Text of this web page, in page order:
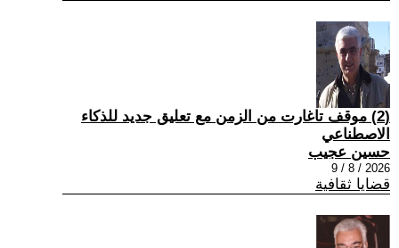
(2) موقف تاغارت من الزمن مع تعليق جديد للذكاء
الاصطناعي
حسين عجيب
2026 / 8 / 9
قضايا ثقافية